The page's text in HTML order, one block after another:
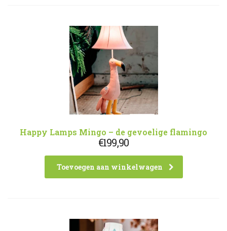
Happy Lamps Mingo – de gevoelige flamingo
€199,90
Toevoegen aan winkelwagen